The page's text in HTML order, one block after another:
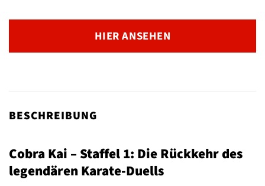
HIER ANSEHEN
BESCHREIBUNG
Cobra Kai – Staffel 1: Die Rückkehr des
legendären Karate-Duells